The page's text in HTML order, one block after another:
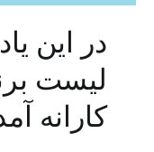
در این
لیست
کارانه